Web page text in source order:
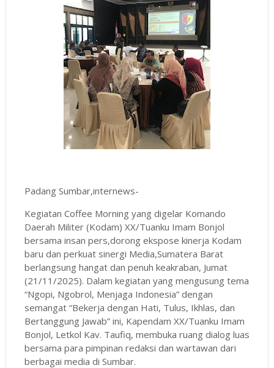
Padang Sumbar,internews-
Kegiatan Coffee Morning yang digelar Komando
Daerah Militer (Kodam) XX/Tuanku Imam Bonjol
bersama insan pers,dorong ekspose kinerja Kodam
baru dan perkuat sinergi Media,Sumatera Barat
berlangsung hangat dan penuh keakraban, Jumat
(21/11/2025). Dalam kegiatan yang mengusung tema
“Ngopi, Ngobrol, Menjaga Indonesia” dengan
semangat “Bekerja dengan Hati, Tulus, Ikhlas, dan
Bertanggung Jawab” ini, Kapendam XX/Tuanku Imam
Bonjol, Letkol Kav. Taufiq, membuka ruang dialog luas
bersama para pimpinan redaksi dan wartawan dari
berbagai media di Sumbar.